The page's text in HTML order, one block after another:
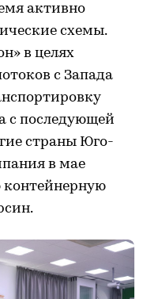
активно
схемы.
в целях
с Запада
с последующей
страны Юго-
в мае
контейнерную